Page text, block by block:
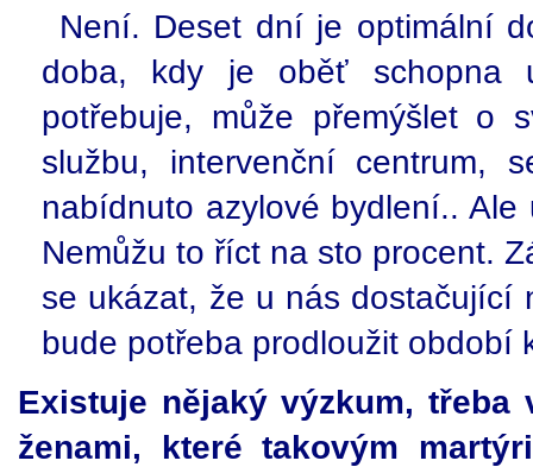
Není. Deset dní je optimální
doba, kdy je oběť schopna
potřebuje, může přemýšlet o
službu, intervenční centrum,
nabídnuto azylové bydlení..
Nemůžu to říct na sto procent.
se ukázat, že u nás dostačující
bude potřeba prodloužit období
Existuje nějaký výzkum,
ženami, které takovým